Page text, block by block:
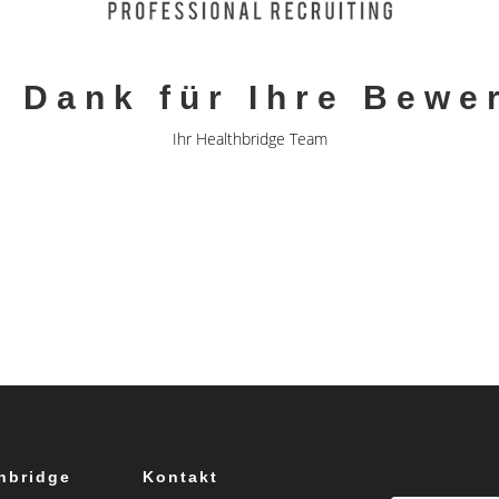
Dank für Ihre
Ihr Healthbridge Team
Kontakt